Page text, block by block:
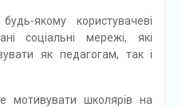
якому користувачеві
соціальні мережі, які
як педагогам, так і
мотивувати школярів на